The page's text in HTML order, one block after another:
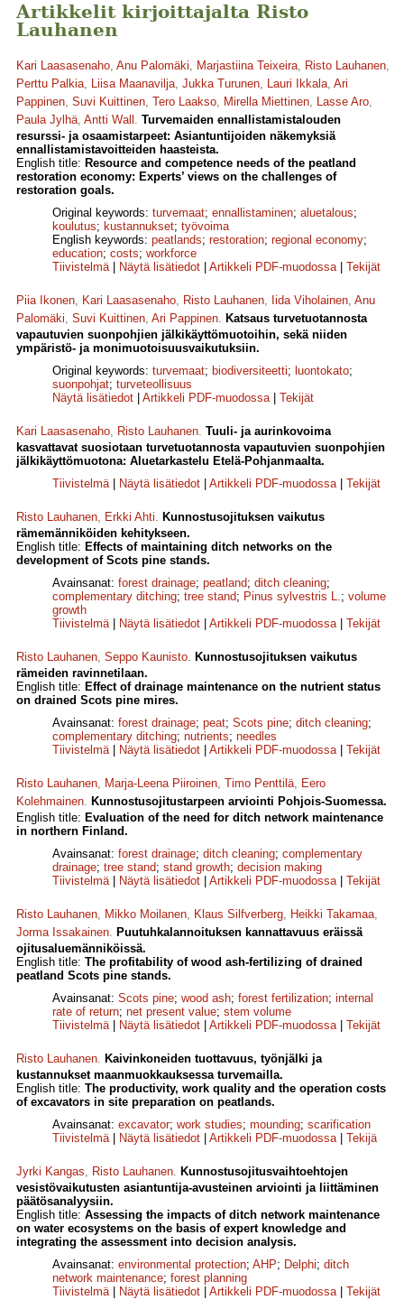
Artikkelit kirjoittajalta Risto
Lauhanen
Kari Laasasenaho, Anu Palomäki, Marjastiina Teixeira, Risto Lauhanen,
Perttu Palkia, Liisa Maanavilja, Jukka Turunen, Lauri Ikkala, Ari
Pappinen, Suvi Kuittinen, Tero Laakso, Mirella Miettinen, Lasse Aro,
Paula Jylhä, Antti Wall . Turvemaiden ennallistamistalouden
resurssi- ja osaamistarpeet: Asiantuntijoiden näkemyksiä
ennallistamistavoitteiden haasteista.
English title: Resource and competence needs of the peatland
restoration economy: Experts’ views on the challenges of
restoration goals.
Original keywords: turvemaat; ennallistaminen; aluetalous;
koulutus; kustannukset; työvoima
English keywords: peatlands; restoration; regional economy;
education; costs; workforce
Tiivistelmä| Näytä lisätiedot Artikkeli PDF-muodossa| Tekijät
Piia Ikonen, Kari Laasasenaho, Risto Lauhanen, Iida Viholainen, Anu
Palomäki, Suvi Kuittinen, Ari Pappinen. Katsaus turvetuotannosta
vapautuvien suonpohjien jälkikäyttömuotoihin, sekä niiden
ympäristö- ja monimuotoisuusvaikutuksiin.
Original keywords: turvemaat; biodiversiteetti; luontokato;
suonpohjat; turveteollisuus
Näytä lisätiedot
Artikkeli PDF-muodossa| Tekijät
Kari Laasasenaho, Risto Lauhanen. Tuuli- ja aurinkovoima
kasvattavat suosiotaan turvetuotannosta vapautuvien suonpohjien
jälki­käyttömuotona: Aluetarkastelu Etelä-Pohjanmaalta.
Tiivistelmä| Näytä lisätiedot Artikkeli PDF-muodossa| Tekijät
Risto Lauhanen, Erkki Ahti. Kunnostusojituksen vaikutus
rämemänniköiden kehitykseen.
English title: Effects of maintaining ditch networks on the
development of Scots pine stands.
Avainsanat: forest drainage; peatland; ditch cleaning;
complementary ditching; tree stand; Pinus sylvestris L.; volume
growth
Tiivistelmä| Näytä lisätiedot Artikkeli PDF-muodossa| Tekijät
Risto Lauhanen, Seppo Kaunisto. Kunnostusojituksen vaikutus
rämeiden ravinnetilaan.
English title: Effect of drainage maintenance on the nutrient status
on drained Scots pine mires.
Avainsanat: forest drainage; peat; Scots pine; ditch cleaning;
complementary ditching; nutrients; needles
Tiivistelmä| Näytä lisätiedot Artikkeli PDF-muodossa| Tekijät
Risto Lauhanen, Marja-Leena Piiroinen, Timo Penttilä, Eero
Kolehmainen. Kunnostusojitustarpeen arviointi Pohjois-Suomessa.
English title: Evaluation of the need for ditch network maintenance
in northern Finland.
Avainsanat: forest drainage; ditch cleaning; complementary
drainage; tree stand; stand growth; decision making
Tiivistelmä| Näytä lisätiedot Artikkeli PDF-muodossa| Tekijät
Risto Lauhanen, Mikko Moilanen, Klaus Silfverberg, Heikki Takamaa,
Jorma Issakainen. Puutuhkalannoituksen kannattavuus eräissä
ojitusaluemänniköissä.
English title: The profitability of wood ash-fertilizing of drained
peatland Scots pine stands.
Avainsanat: Scots pine; wood ash; forest fertilization; internal
rate of return; net present value; stem volume
Tiivistelmä| Näytä lisätiedot Artikkeli PDF-muodossa| Tekijät
Risto Lauhanen. Kaivinkoneiden tuottavuus, työnjälki ja
kustannukset maanmuokkauksessa turvemailla.
English title: The productivity, work quality and the operation costs
of excavators in site preparation on peatlands.
Avainsanat: excavator; work studies; mounding; scarification
Tiivistelmä| Näytä lisätiedot Artikkeli PDF-muodossa| Tekijä
Jyrki Kangas, Risto Lauhanen. Kunnostusojitusvaihtoehtojen
vesistövaikutusten asiantuntija-avusteinen arviointi ja liittäminen
päätösanalyysiin.
English title: Assessing the impacts of ditch network maintenance
on water ecosystems on the basis of expert knowledge and
integrating the assessment into decision analysis.
Avainsanat: environmental protection; AHP; Delphi; ditch
network maintenance; forest planning
Tiivistelmä| Näytä lisätiedot Artikkeli PDF-muodossa| Tekijät